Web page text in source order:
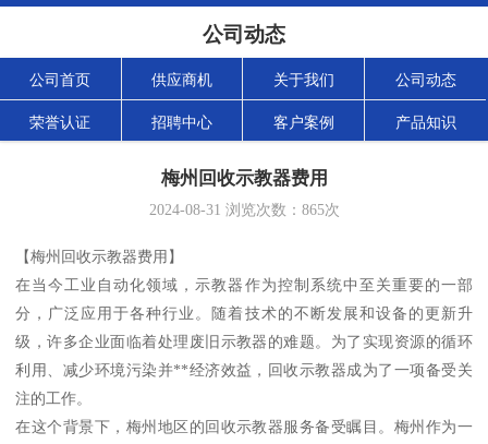
公司动态
公司首页 供应商机 关于我们 公司动态
荣誉认证 招聘中心 客户案例 产品知识
梅州回收示教器费用
2024-08-31 浏览次数： 865次
【梅州回收示教器费用】
在当今工业自动化领域，示教器作为控制系统中至关重要的一部
分，广泛应用于各种行业。随着技术的不断发展和设备的更新升
级，许多企业面临着处理废旧示教器的难题。为了实现资源的循环
利用、减少环境污染并**经济效益，回收示教器成为了一项备受关
注的工作。
在这个背景下，梅州地区的回收示教器服务备受瞩目。梅州作为一